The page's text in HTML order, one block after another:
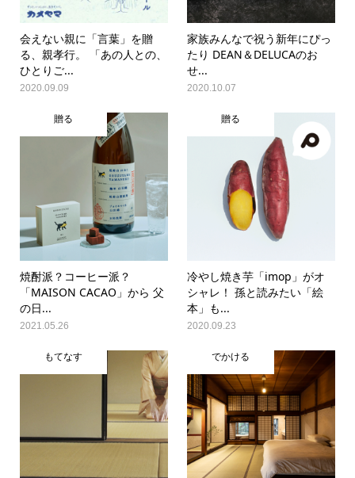
会えない親に「言葉」を贈
る、親孝行。 「あの人との、
ひとりご...
2020.09.09
家族みんなで祝う新年にぴっ
たり DEAN＆DELUCAのお
せ...
2020.10.07
贈る
焼酎派？コーヒー派？
「MAISON CACAO」から 父
の日...
2021.05.26
贈る
冷やし焼き芋「imop」がオ
シャレ！ 孫と読みたい「絵
本」も...
2020.09.23
もてなす でかける